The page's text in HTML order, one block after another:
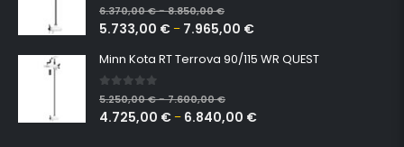
0 out of 5
6.370,00€–8.850,00€
5.733,00 € – 7.965,00 €
Minn Kota RT Terrova 90/115 WR QUEST
0 out of 5
5.250,00€–7.600,00€
4.725,00 € – 6.840,00 €